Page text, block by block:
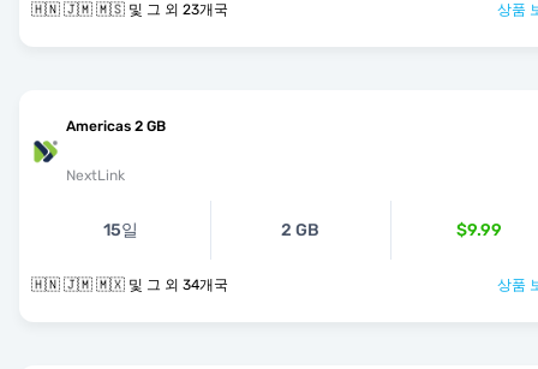
🇭🇳 🇯🇲 🇲🇸 및 그 외 23개국 상품
Americas 2 GB
NextLink
15일 2 GB $9.99
🇭🇳 🇯🇲 🇲🇽 및 그 외 34개국 상품